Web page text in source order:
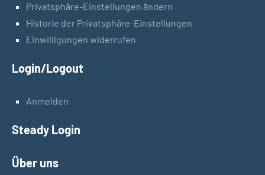
Privatsphäre-Einstellungen ändern
Historie der Privatsphäre-Einstellungen
Einwilligungen widerrufen
Login/Logout
Anmelden
Steady Login
Über uns